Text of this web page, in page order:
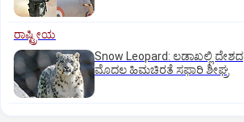
ರಾಷ್ಟ್ರೀಯ
Snow Leopard: ಲಡಾಖಲ್ಲಿ ದೇಶದ
ಮೊದಲ ಹಿಮಚಿರತೆ ಸಫಾರಿ ಶೀಘ್ರ